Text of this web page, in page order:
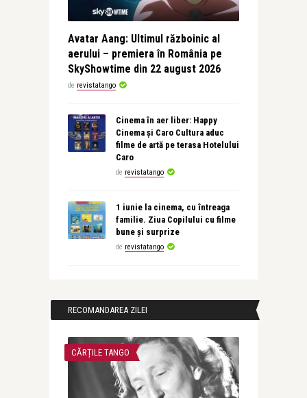
Avatar Aang: Ultimul războinic al
aerului – premiera în România pe
SkyShowtime din 22 august 2026
de revistatango
Cinema în aer liber: Happy
Cinema și Caro Cultura aduc
filme de artă pe terasa Hotelului
Caro
de revistatango
1 iunie la cinema, cu întreaga
familie. Ziua Copilului cu filme
bune și surprize
de revistatango
RECOMANDAREA ZILEI
CĂRȚILE TANGO